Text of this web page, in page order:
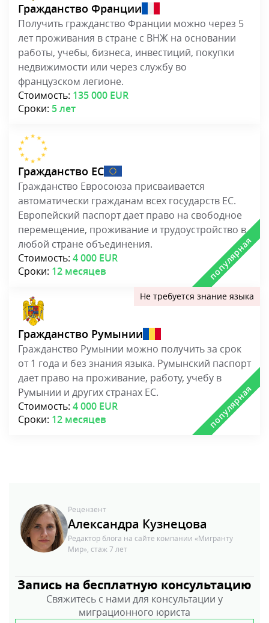
Гражданство Франции
Получить гражданство Франции можно через 5
лет проживания в стране с ВНЖ на основании
работы, учебы, бизнеса, инвестиций, покупки
недвижимости или через службу во
французском легионе.
Стоимость: 135 000 EUR
Сроки: 5 лет
Гражданство ЕС
Гражданство Евросоюза присваивается
автоматически гражданам всех государств ЕС.
Европейский паспорт дает право на свободное
перемещение, проживание и трудоустройство в
любой стране объединения.
Стоимость: 4 000 EUR
Сроки: 12 месяцев
Гражданство Румынии
Гражданство Румынии можно получить за срок
от 1 года и без знания языка. Румынский паспорт
дает право на проживание, работу, учебу в
Румынии и других странах ЕС.
Стоимость: 4 000 EUR
Сроки: 12 месяцев
Рецензент
Александра Кузнецова
Редактор блога на сайте компании «Мигранту
Мир», стаж 7 лет
Запись на бесплатную консультацию
Свяжитесь с нами для консультации у
миграционного юриста